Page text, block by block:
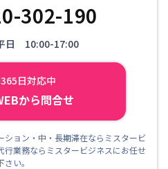
302-190
日 10:00-17:00
日対応中
から問合せ
ション・中・長期滞在ならミスタービ
業務ならミスタービジネスにお任せ
さい。